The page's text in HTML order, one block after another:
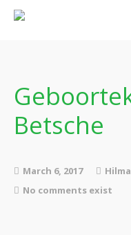
Boeken
Betsche
March 6, 2017
No comments exist